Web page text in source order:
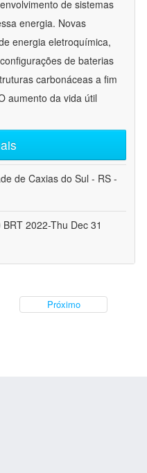
de sistemas
energia. Novas
energia eletroquímica,
de baterias
carbonáceas a fim
aumento da vida útil
de Caxias do Sul - RS -
2022-Thu Dec 31
Próximo